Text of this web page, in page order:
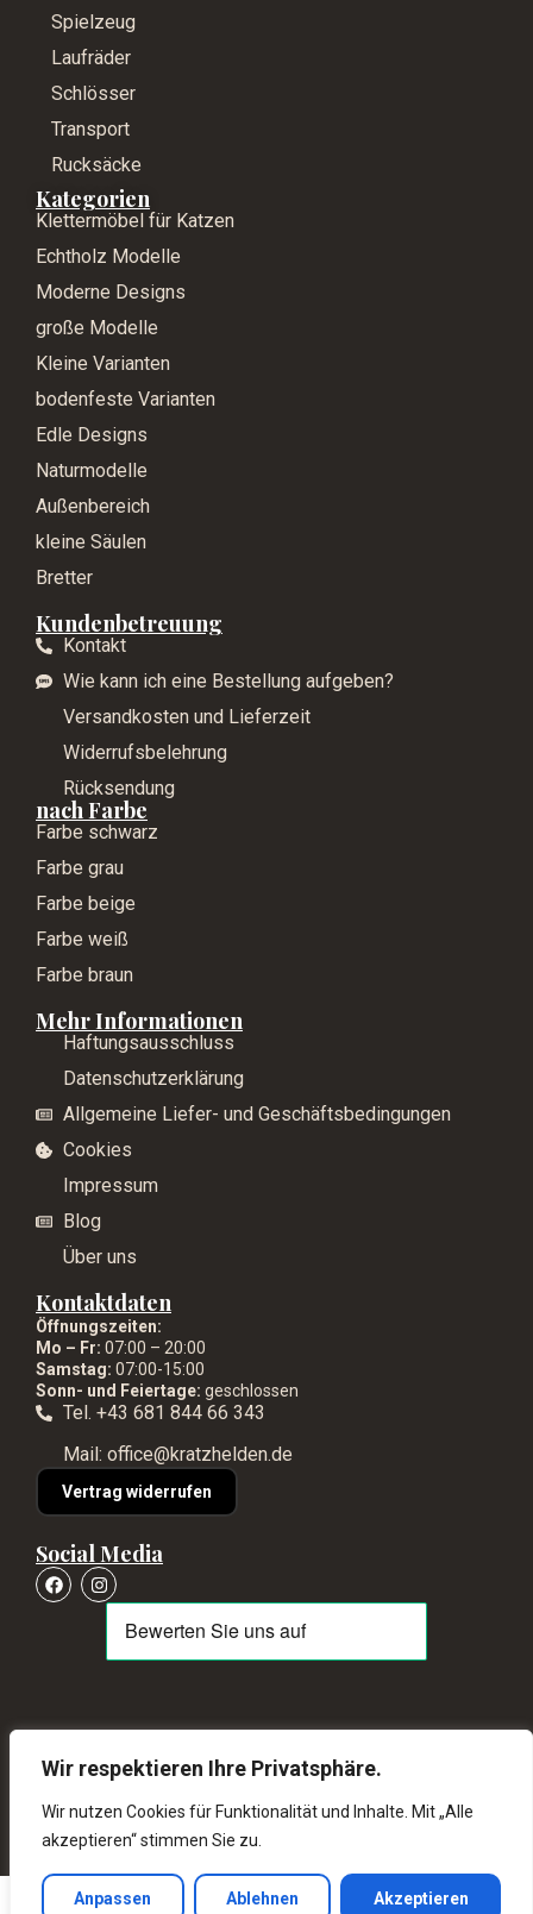
Wir respektieren Ihre Privatsphäre.
Wir nutzen Cookies für Funktionalität und Inhalte. Mit „Alle
akzeptieren“ stimmen Sie zu.
Anpassen Ablehnen Akzeptieren
Spielzeug
Laufräder
Schlösser
Transport
Rucksäcke
Kategorien
Klettermöbel für Katzen
Echtholz Modelle
Moderne Designs
große Modelle
Kleine Varianten
bodenfeste Varianten
Edle Designs
Naturmodelle
Außenbereich
kleine Säulen
Bretter
Kundenbetreuung
Kontakt
Wie kann ich eine Bestellung aufgeben?
Versandkosten und Lieferzeit
Widerrufsbelehrung
Rücksendung
nach Farbe
Farbe schwarz
Farbe grau
Farbe beige
Farbe weiß
Farbe braun
Mehr Informationen
Haftungsausschluss
Datenschutzerklärung
Allgemeine Liefer- und Geschäftsbedingungen
Cookies
Impressum
Blog
Über uns
Kontaktdaten
Öffnungszeiten:
Mo – Fr: 07:00 – 20:00
Samstag: 07:00-15:00
Sonn- und Feiertage: geschlossen
Tel. +43 681 844 66 343
Mail: office@kratzhelden.de
Vertrag widerrufen
Social Media
© Kratzhelden 2026 – Alle Rechte vorbehalten
schneller Versand ab 80€ kostenlos
14 Tage Rückgaberecht